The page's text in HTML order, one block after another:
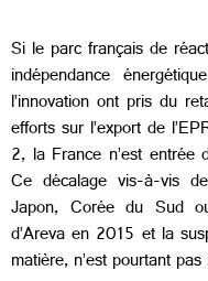
Si le parc français de
indépendance
l’innovation ont pris du
efforts sur l’export de
2, la France n’est
Ce décalage vis-à-vis
Japon, Corée du Sud
d’Areva en 2015 et la
matière, n’est pourtant